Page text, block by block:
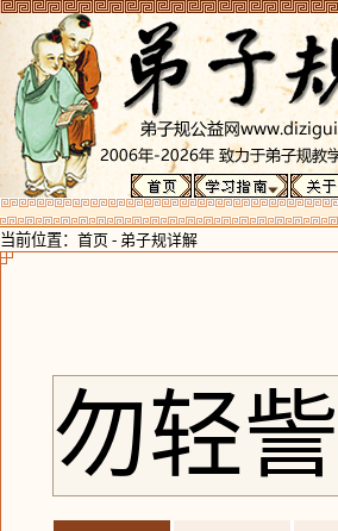
当前位置： 首页 - 弟子规详解
勿轻訾